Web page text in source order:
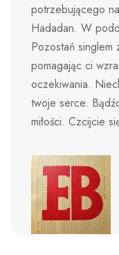
potrzebującego
Hadadan. W
Pozostań
pomagając ci
oczekiwania.
twoje serce.
miłości. Czcijcie